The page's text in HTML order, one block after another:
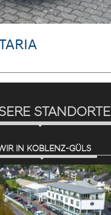
Seat Ibiza
STANDORTE
IN KOBLENZ-GÜLS